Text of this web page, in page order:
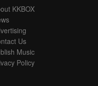
KKBOX
Us
Music
Policy